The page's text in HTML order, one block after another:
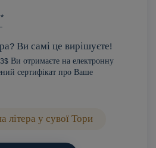
Ви самі це вирішуєте!
Ви отримаєте на електронну
сертифікат про Ваше
літера у сувої Тори